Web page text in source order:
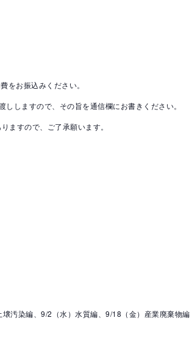
をお振込みください。
しますので、その旨を通信欄にお書きください。
ますので、ご了承願います。
汚染編、9/2（水）水質編、9/18（金）産業廃棄物編